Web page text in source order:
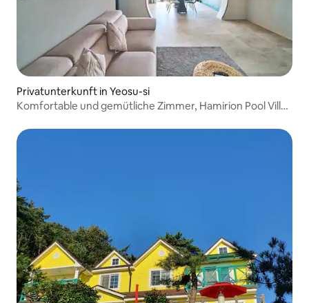
Privatunterkunft in Yeosu-si
Komfortable und gemütliche Zimmer, Hamirion Pool Villa 1